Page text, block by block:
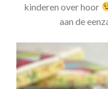
kinderen over hoor
aan de